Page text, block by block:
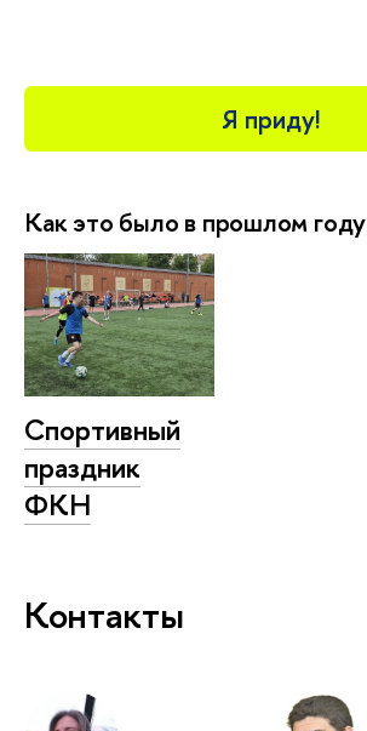
Я приду!
Как это было в прошлом году
Спортивный
праздник
ФКН
Контакты